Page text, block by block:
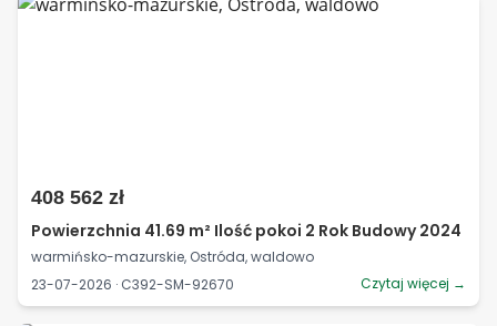
408 562 zł
Powierzchnia 41.69 m² Ilość pokoi 2 Rok Budowy 2024
warmińsko-mazurskie, Ostróda, waldowo
23-07-2026 · C392-SM-92670
Czytaj więcej →